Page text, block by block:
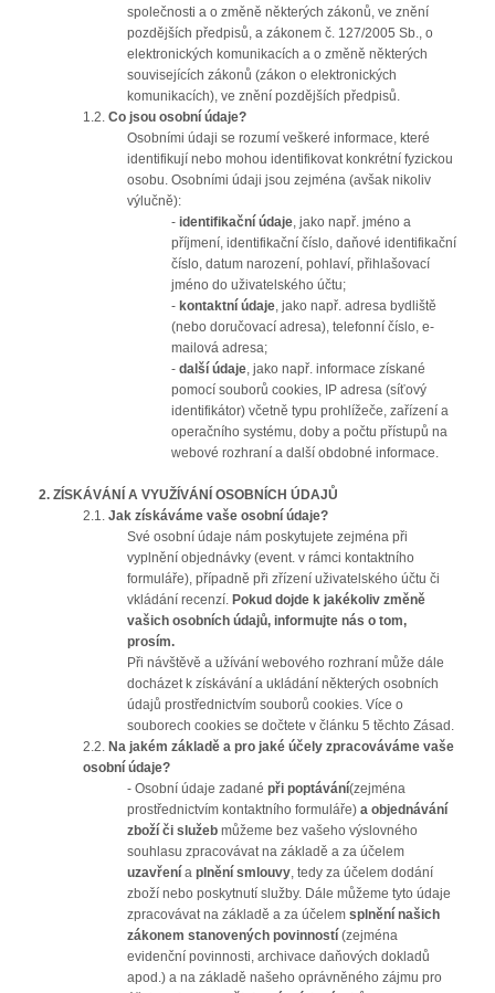
společnosti a o změně některých zákonů, ve znění
pozdějších předpisů, a zákonem č. 127/2005 Sb., o
elektronických komunikacích a o změně některých
souvisejících zákonů (zákon o elektronických
komunikacích), ve znění pozdějších předpisů.
1.2. Co jsou osobní údaje?
Osobními údaji se rozumí veškeré informace, které
identifikují nebo mohou identifikovat konkrétní fyzickou
osobu. Osobními údaji jsou zejména (avšak nikoliv
výlučně):
- identifikační údaje, jako např. jméno a
příjmení, identifikační číslo, daňové identifikační
číslo, datum narození, pohlaví, přihlašovací
jméno do uživatelského účtu;
- kontaktní údaje, jako např. adresa bydliště
(nebo doručovací adresa), telefonní číslo, e-
mailová adresa;
- další údaje, jako např. informace získané
pomocí souborů cookies, IP adresa (síťový
identifikátor) včetně typu prohlížeče, zařízení a
operačního systému, doby a počtu přístupů na
webové rozhraní a další obdobné informace.
2. ZÍSKÁVÁNÍ A VYUŽÍVÁNÍ OSOBNÍCH ÚDAJŮ
2.1. Jak získáváme vaše osobní údaje?
Své osobní údaje nám poskytujete zejména při
vyplnění objednávky (event. v rámci kontaktního
formuláře), případně při zřízení uživatelského účtu či
vkládání recenzí. Pokud dojde k jakékoliv změně
vašich osobních údajů, informujte nás o tom,
prosím.
Při návštěvě a užívání webového rozhraní může dále
docházet k získávání a ukládání některých osobních
údajů prostřednictvím souborů cookies. Více o
souborech cookies se dočtete v článku 5 těchto Zásad.
2.2. Na jakém základě a pro jaké účely zpracováváme vaše
osobní údaje?
- Osobní údaje zadané při poptávání(zejména
prostřednictvím kontaktního formuláře) a objednávání
zboží či služeb můžeme bez vašeho výslovného
souhlasu zpracovávat na základě a za účelem
uzavření a plnění smlouvy, tedy za účelem dodání
zboží nebo poskytnutí služby. Dále můžeme tyto údaje
zpracovávat na základě a za účelem splnění našich
zákonem stanovených povinností (zejména
evidenční povinnosti, archivace daňových dokladů
apod.) a na základě našeho oprávněného zájmu pro